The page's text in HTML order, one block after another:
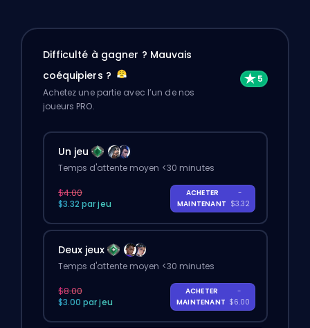
Difficulté à gagner ? Mauvais
coéquipiers ?
Achetez une partie avec l’un de nos
joueurs PRO.
Un jeu
Temps d'attente moyen <30 minutes
$4.00
$3.32 par jeu
ACHETER
MAINTENANT
-
$3.32
Deux jeux
Temps d'attente moyen <30 minutes
$8.00
$3.00 par jeu
ACHETER
MAINTENANT
-
$6.00